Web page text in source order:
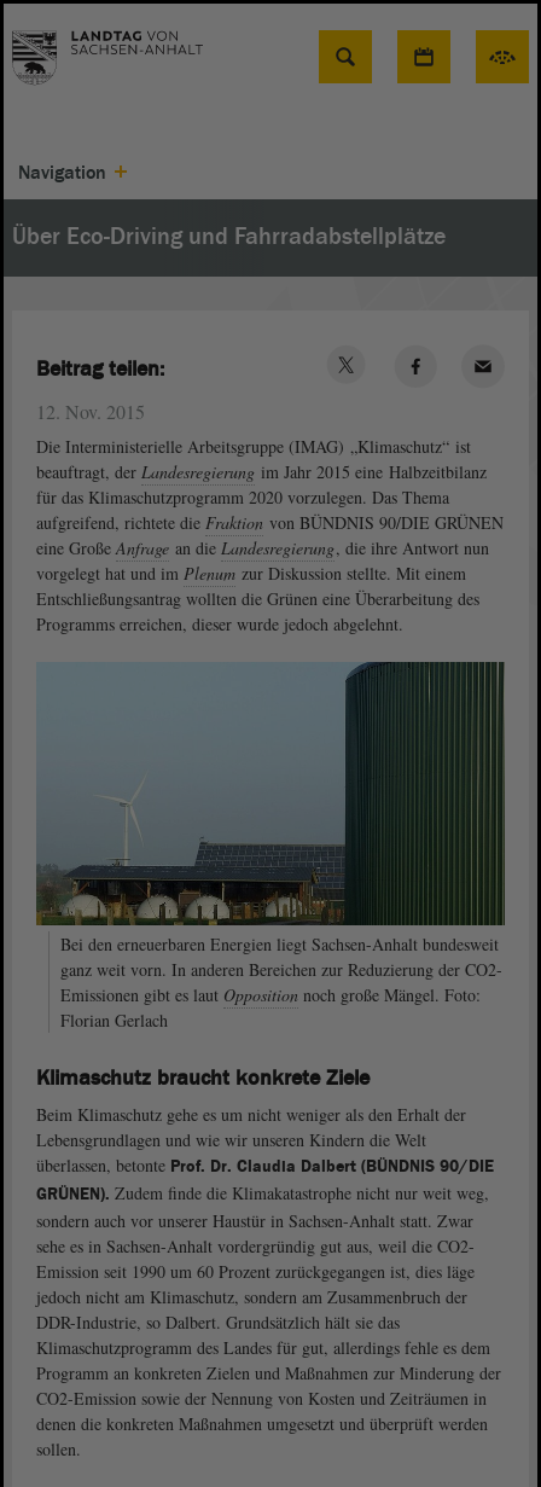
Suche
Navigation
Über Eco-Driving und Fahrradabstellplätze
12. Nov. 2015
Die Interministerielle Arbeitsgruppe (IMAG) „Klimaschutz“ ist
beauftragt, der Landesregierung im Jahr 2015 eine Halbzeitbilanz
für das Klimaschutzprogramm 2020 vorzulegen. Das Thema
aufgreifend, richtete die Fraktion von BÜNDNIS 90/DIE GRÜNEN
eine GroßeAnfrage an die Landesregierung, die ihre Antwort nun
vorgelegt hat und im Plenum zur Diskussion stellte. Mit einem
Entschließungsantrag wollten die Grünen eine Überarbeitung des
Programms erreichen, dieser wurde jedoch abgelehnt.
Bei den erneuerbaren Energien liegt Sachsen-Anhalt bundesweit
ganz weit vorn. In anderen Bereichen zur Reduzierung der CO2-
Emissionen gibt es laut Opposition noch große Mängel. Foto:
Florian Gerlach
Klimaschutz braucht konkrete Ziele
Beim Klimaschutz gehe es um nicht weniger als den Erhalt der
Lebensgrundlagen und wie wir unseren Kindern die Welt
überlassen, betonte Prof. Dr. Claudia Dalbert (BÜNDNIS 90/DIE
GRÜNEN). Zudem finde die Klimakatastrophe nicht nur weit weg,
sondern auch vor unserer Haustür in Sachsen-Anhalt statt. Zwar
sehe es in Sachsen-Anhalt vordergründig gut aus, weil die CO2-
Emission seit 1990 um 60 Prozent zurückgegangen ist, dies läge
jedoch nicht am Klimaschutz, sondern am Zusammenbruch der
DDR-Industrie, so Dalbert. Grundsätzlich hält sie das
Klimaschutzprogramm des Landes für gut, allerdings fehle es dem
Programm an konkreten Zielen und Maßnahmen zur Minderung der
CO2-Emission sowie der Nennung von Kosten und Zeiträumen in
denen die konkreten Maßnahmen umgesetzt und überprüft werden
sollen.
Beitrag teilen: